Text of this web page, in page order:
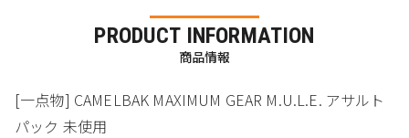
PRODUCT INFORMATION
商品情報
[一点物] CAMELBAK MAXIMUM GEAR M.U.L.E. アサルト
パック 未使用